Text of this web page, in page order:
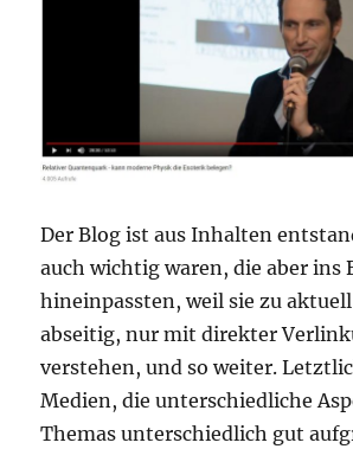
Der Blog ist aus Inhalten
auch wichtig waren, die aber ins
hineinpassten, weil sie zu
abseitig, nur mit direkter
verstehen, und so weiter.
Medien, die unterschiedliche
Themas unterschiedlich gut